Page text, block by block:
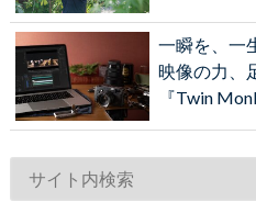
一瞬を、一
映像の力、
『Twin